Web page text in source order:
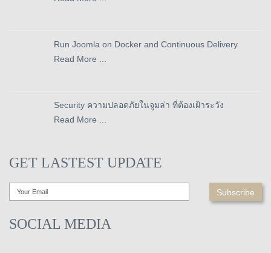
Run Joomla on Docker and Continuous Delivery
Read More ...
Security ความปลอดภัยในจูมล่า ที่ต้องเฝ้าระวัง
Read More ...
GET LASTEST UPDATE
SOCIAL MEDIA